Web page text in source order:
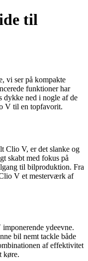
til
vi ser på kompakte
funktioner har
dykke ned i nogle af de
V til en topfavorit.
Clio V, er det slanke og
skabt med fokus på
til bilproduktion. Fra
V et mesterværk af
ydeevne.
bil nemt tackle både
af effektivitet
køre.